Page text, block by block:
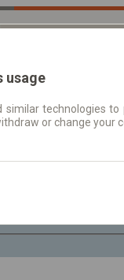
Расписания
usage
similar technologies
or change